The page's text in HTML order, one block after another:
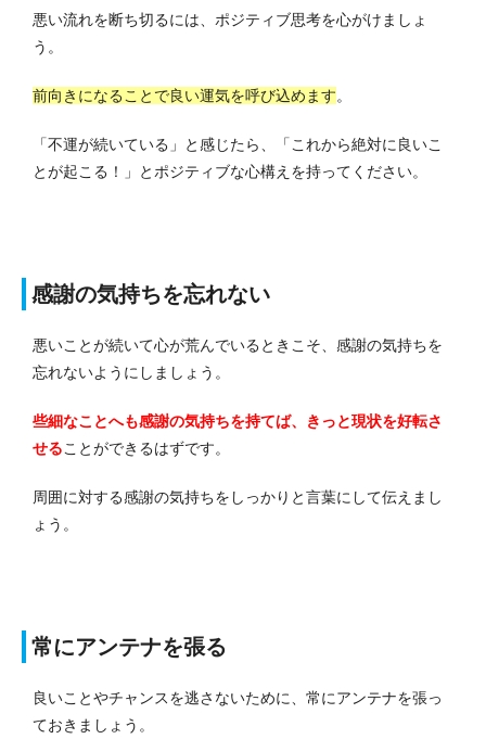
悪い流れを断ち切るには、ポジティブ思考を心がけましょ
う。
前向きになることで良い運気を呼び込めます。
「不運が続いている」と感じたら、「これから絶対に良いこ
とが起こる！」とポジティブな心構えを持ってください。
感謝の気持ちを忘れない
悪いことが続いて心が荒んでいるときこそ、感謝の気持ちを
忘れないようにしましょう。
些細なことへも感謝の気持ちを持てば、きっと現状を好転さ
せることができるはずです。
周囲に対する感謝の気持ちをしっかりと言葉にして伝えまし
ょう。
常にアンテナを張る
良いことやチャンスを逃さないために、常にアンテナを張っ
ておきましょう。